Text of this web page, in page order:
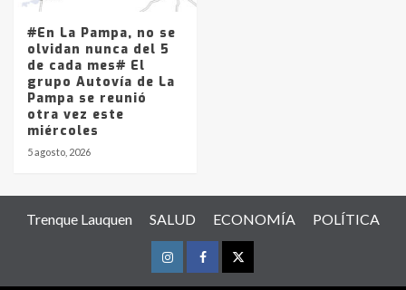
#En La Pampa, no se
olvidan nunca del 5
de cada mes# El
grupo Autovía de La
Pampa se reunió
otra vez este
miércoles
5 agosto, 2026
Trenque Lauquen SALUD ECONOMÍA POLÍTICA
InstagramFacebookTwitter